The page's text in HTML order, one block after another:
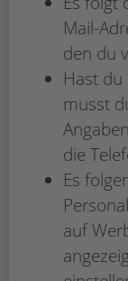
Mail-
den du
Hast du
musst
die
Es
auf